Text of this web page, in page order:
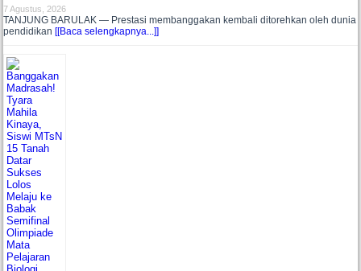
7 Agustus, 2026
TANJUNG BARULAK — Prestasi membanggakan kembali ditorehkan oleh dunia
pendidikan[[Baca selengkapnya...]]